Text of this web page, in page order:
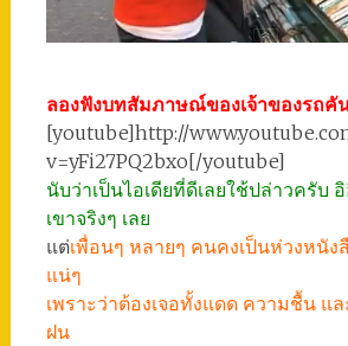
ลองฟังบทสัมภาษณ์ของเจ้าของรถคั
[youtube]http://
v=yFi27PQ2bxo[/youtube]
นับว่าเป็นไอเดียที่ดีเลยใช้ปล่าวครับ
เขาจริงๆ เลย
แต่เพื่อนๆ หลายๆ คนคงเป็นห่วงหนั
แน่ๆ
เพราะว่าต้องเจอทั้งแดด ความชื้น แล
ฝน